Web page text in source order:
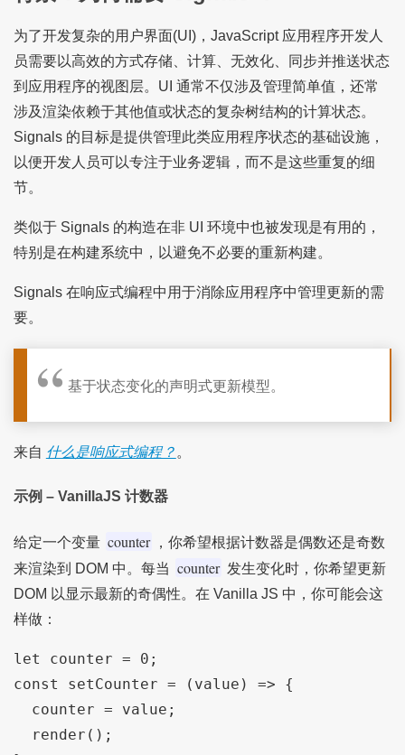
为了开发复杂的用户界面(UI)，JavaScript 应用程序开发人
员需要以高效的方式存储、计算、无效化、同步并推送状态
到应用程序的视图层。UI 通常不仅涉及管理简单值，还常
涉及渲染依赖于其他值或状态的复杂树结构的计算状态。
Signals 的目标是提供管理此类应用程序状态的基础设施，
以便开发人员可以专注于业务逻辑，而不是这些重复的细
节。
类似于 Signals 的构造在非 UI 环境中也被发现是有用的，
特别是在构建系统中，以避免不必要的重新构建。
Signals 在响应式编程中用于消除应用程序中管理更新的需
要。
基于状态变化的声明式更新模型。
来自 什么是响应式编程？ 。
示例 – VanillaJS 计数器
给定一个变量 counter
，你希望根据计数器是偶数还是奇数
来渲染到 DOM 中。每当 counter 发生变化时，你希望更新
DOM 以显示最新的奇偶性。在 Vanilla JS 中，你可能会这
样做：
let counter = 0;
const setCounter = (value) => {